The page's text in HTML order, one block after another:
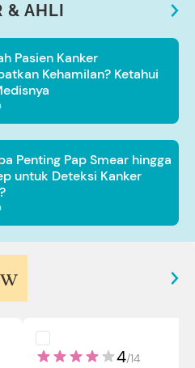
& AHLI
Pasien Kanker
Kehamilan? Ketahui
Penting Pap Smear hingga
untuk Deteksi Kanker
4/14